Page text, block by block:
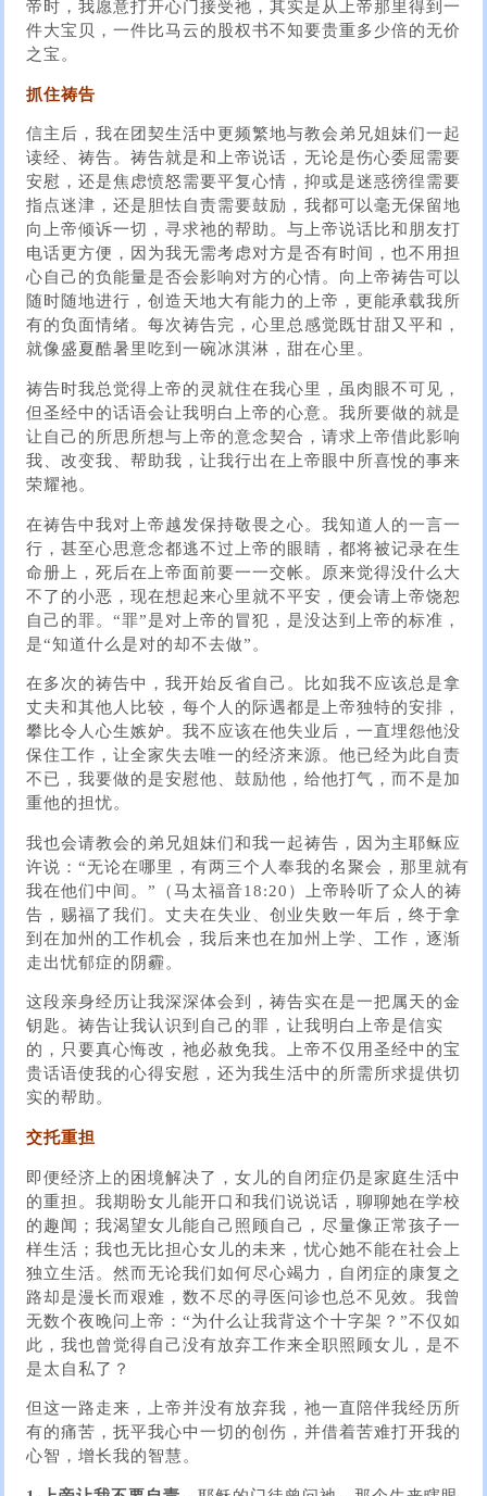
帝时，我愿意打开心门接受祂，其实是从上帝那里得到一
件大宝贝，一件比马云的股权书不知要贵重多少倍的无价
之宝。
抓住祷告
信主后，我在团契生活中更频繁地与教会弟兄姐妹们一起
读经、祷告。祷告就是和上帝说话，无论是伤心委屈需要
安慰，还是焦虑愤怒需要平复心情，抑或是迷惑徬徨需要
指点迷津，还是胆怯自责需要鼓励，我都可以毫无保留地
向上帝倾诉一切，寻求祂的帮助。与上帝说话比和朋友打
电话更方便，因为我无需考虑对方是否有时间，也不用担
心自己的负能量是否会影响对方的心情。向上帝祷告可以
随时随地进行，创造天地大有能力的上帝，更能承载我所
有的负面情绪。每次祷告完，心里总感觉既甘甜又平和，
就像盛夏酷暑里吃到一碗冰淇淋，甜在心里。
祷告时我总觉得上帝的灵就住在我心里，虽肉眼不可见，
但圣经中的话语会让我明白上帝的心意。我所要做的就是
让自己的所思所想与上帝的意念契合，请求上帝借此影响
我、改变我、帮助我，让我行出在上帝眼中所喜悅的事来
荣耀祂。
在祷告中我对上帝越发保持敬畏之心。我知道人的一言一
行，甚至心思意念都逃不过上帝的眼睛，都将被记录在生
命册上，死后在上帝面前要一一交帐。原来觉得没什么大
不了的小恶，现在想起来心里就不平安，便会请上帝饶恕
自己的罪。“罪”是对上帝的冒犯，是没达到上帝的标准，
是“知道什么是对的却不去做”。
在多次的祷告中，我开始反省自己。比如我不应该总是拿
丈夫和其他人比较，每个人的际遇都是上帝独特的安排，
攀比令人心生嫉妒。我不应该在他失业后，一直埋怨他没
保住工作，让全家失去唯一的经济来源。他已经为此自责
不已，我要做的是安慰他、鼓励他，给他打气，而不是加
重他的担忧。
我也会请教会的弟兄姐妹们和我一起祷告，因为主耶稣应
许说：“无论在哪里，有两三个人奉我的名聚会，那里就有
我在他们中间。”（马太福音18:20）上帝聆听了众人的祷
告，赐福了我们。丈夫在失业、创业失败一年后，终于拿
到在加州的工作机会，我后来也在加州上学、工作，逐渐
走出忧郁症的阴霾。
这段亲身经历让我深深体会到，祷告实在是一把属天的金
钥匙。祷告让我认识到自己的罪，让我明白上帝是信实
的，只要真心悔改，祂必赦免我。上帝不仅用圣经中的宝
贵话语使我的心得安慰，还为我生活中的所需所求提供切
实的帮助。
交托重担
即便经济上的困境解决了，女儿的自闭症仍是家庭生活中
的重担。我期盼女儿能开口和我们说说话，聊聊她在学校
的趣闻；我渴望女儿能自己照顾自己，尽量像正常孩子一
样生活；我也无比担心女儿的未来，忧心她不能在社会上
独立生活。然而无论我们如何尽心竭力，自闭症的康复之
路却是漫长而艰难，数不尽的寻医问诊也总不见效。我曾
无数个夜晚问上帝：“为什么让我背这个十字架？”不仅如
此，我也曾觉得自己没有放弃工作来全职照顾女儿，是不
是太自私了？
但这一路走来，上帝并没有放弃我，祂一直陪伴我经历所
有的痛苦，抚平我心中一切的创伤，并借着苦难打开我的
心智，增长我的智慧。